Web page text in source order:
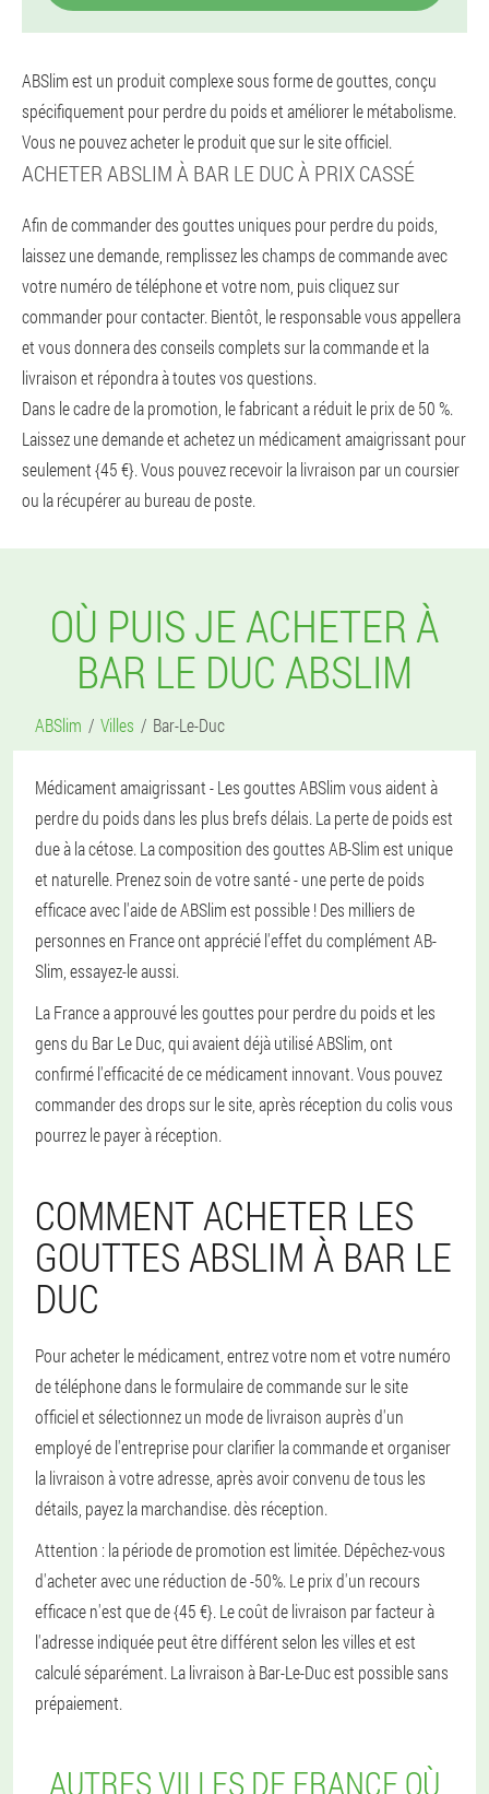
ABSlim est un produit complexe sous forme de gouttes, conçu
spécifiquement pour perdre du poids et améliorer le métabolisme.
Vous ne pouvez acheter le produit que sur le site officiel.
ACHETER ABSLIM À BAR LE DUC À PRIX CASSÉ
Afin de commander des gouttes uniques pour perdre du poids,
laissez une demande, remplissez les champs de commande avec
votre numéro de téléphone et votre nom, puis cliquez sur
commander pour contacter. Bientôt, le responsable vous appellera
et vous donnera des conseils complets sur la commande et la
livraison et répondra à toutes vos questions.
Dans le cadre de la promotion, le fabricant a réduit le prix de 50 %.
Laissez une demande et achetez un médicament amaigrissant pour
seulement {45 €}. Vous pouvez recevoir la livraison par un coursier
ou la récupérer au bureau de poste.
OÙ PUIS JE ACHETER À
BAR LE DUC ABSLIM
ABSlim Villes Bar-Le-Duc
Médicament amaigrissant - Les gouttes ABSlim vous aident à
perdre du poids dans les plus brefs délais. La perte de poids est
due à la cétose. La composition des gouttes AB-Slim est unique
et naturelle. Prenez soin de votre santé - une perte de poids
efficace avec l'aide de ABSlim est possible ! Des milliers de
personnes en France ont apprécié l'effet du complément AB-
Slim, essayez-le aussi.
La France a approuvé les gouttes pour perdre du poids et les
gens du Bar Le Duc, qui avaient déjà utilisé ABSlim, ont
confirmé l'efficacité de ce médicament innovant. Vous pouvez
commander des drops sur le site, après réception du colis vous
pourrez le payer à réception.
COMMENT ACHETER LES
GOUTTES ABSLIM À BAR LE
DUC
Pour acheter le médicament, entrez votre nom et votre numéro
de téléphone dans le formulaire de commande sur le site
officiel et sélectionnez un mode de livraison auprès d'un
employé de l'entreprise pour clarifier la commande et organiser
la livraison à votre adresse, après avoir convenu de tous les
détails, payez la marchandise. dès réception.
Attention : la période de promotion est limitée. Dépêchez-vous
d'acheter avec une réduction de -50%. Le prix d'un recours
efficace n'est que de {45 €}. Le coût de livraison par facteur à
l'adresse indiquée peut être différent selon les villes et est
calculé séparément. La livraison à Bar-Le-Duc est possible sans
prépaiement.
AUTRES VILLES DE FRANCE OÙ